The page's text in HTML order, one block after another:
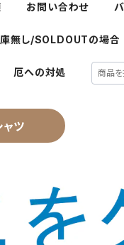
お問い合わせ
無し/SOLDOUTの場合
厄への対処
ツ